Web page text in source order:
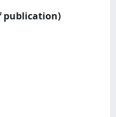
publication)